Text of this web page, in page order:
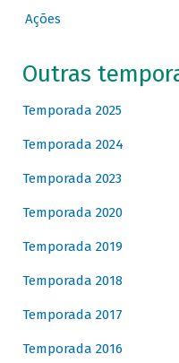
Ações
Outras
Temporada 2025
Temporada 2024
Temporada 2023
Temporada 2020
Temporada 2019
Temporada 2018
Temporada 2017
Temporada 2016